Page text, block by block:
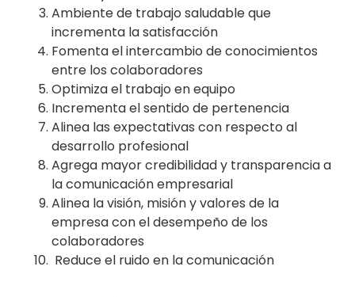
Ambiente de trabajo saludable que
incrementa la satisfacción
Fomenta el intercambio de conocimientos
entre los colaboradores
Optimiza el trabajo en equipo
Incrementa el sentido de pertenencia
Alinea las expectativas con respecto al
desarrollo profesional
Agrega mayor credibilidad y transparencia a
la comunicación empresarial
Alinea la visión, misión y valores de la
empresa con el desempeño de los
colaboradores
Reduce el ruido en la comunicación